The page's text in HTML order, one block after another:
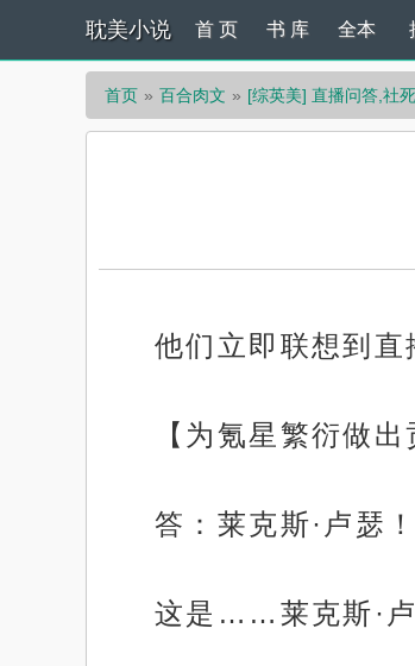
耽美小说 首 页 书 库 全本
首页 百合肉文 [综英美] 直播问答,社
他们立即联想到直
【为氪星繁衍做
答：莱克斯·卢瑟！
这是……莱克斯·卢